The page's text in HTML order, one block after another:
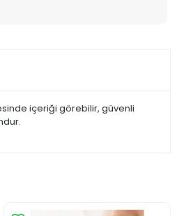
içeriği görebilir, güvenli